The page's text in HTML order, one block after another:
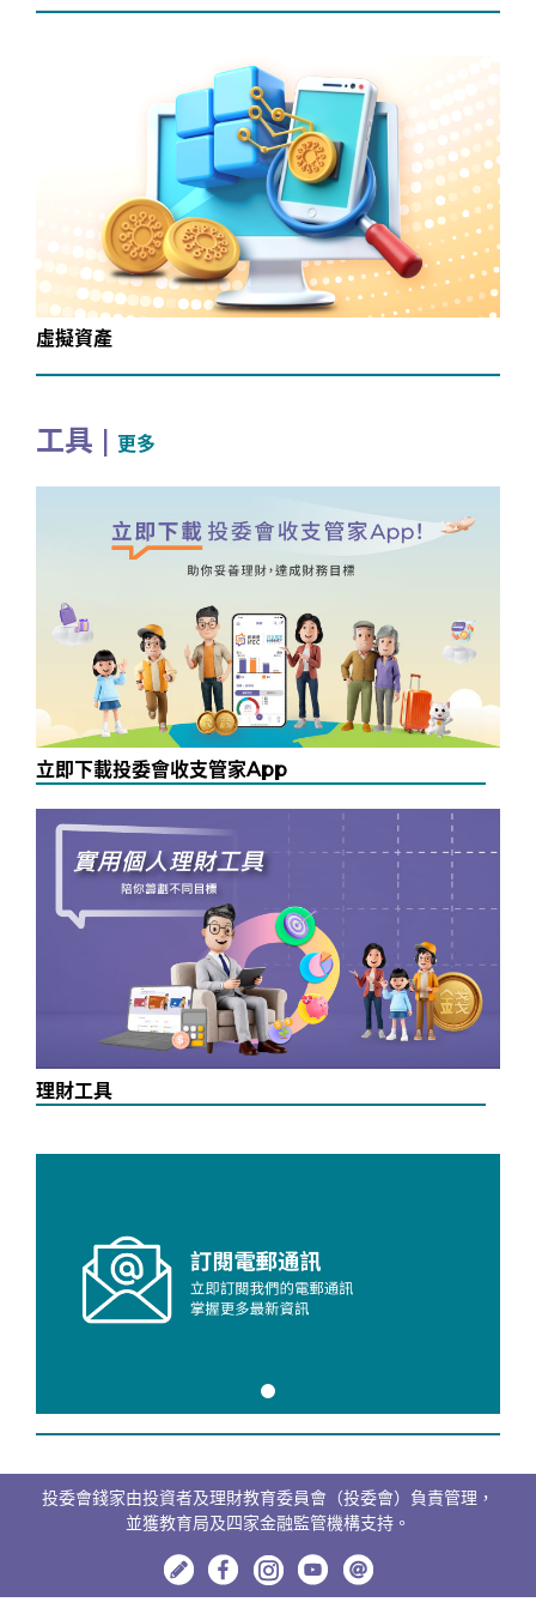
虛擬資產
工具 | 更多
立即下載投委會收支管家App
理財工具
投委會錢家由投資者及理財教育委員會（投委會）負責管理，
並獲教育局及四家金融監管機構支持。